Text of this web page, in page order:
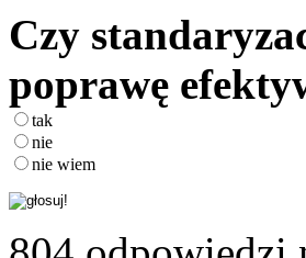
Czy
poprawę
tak
nie
nie wiem